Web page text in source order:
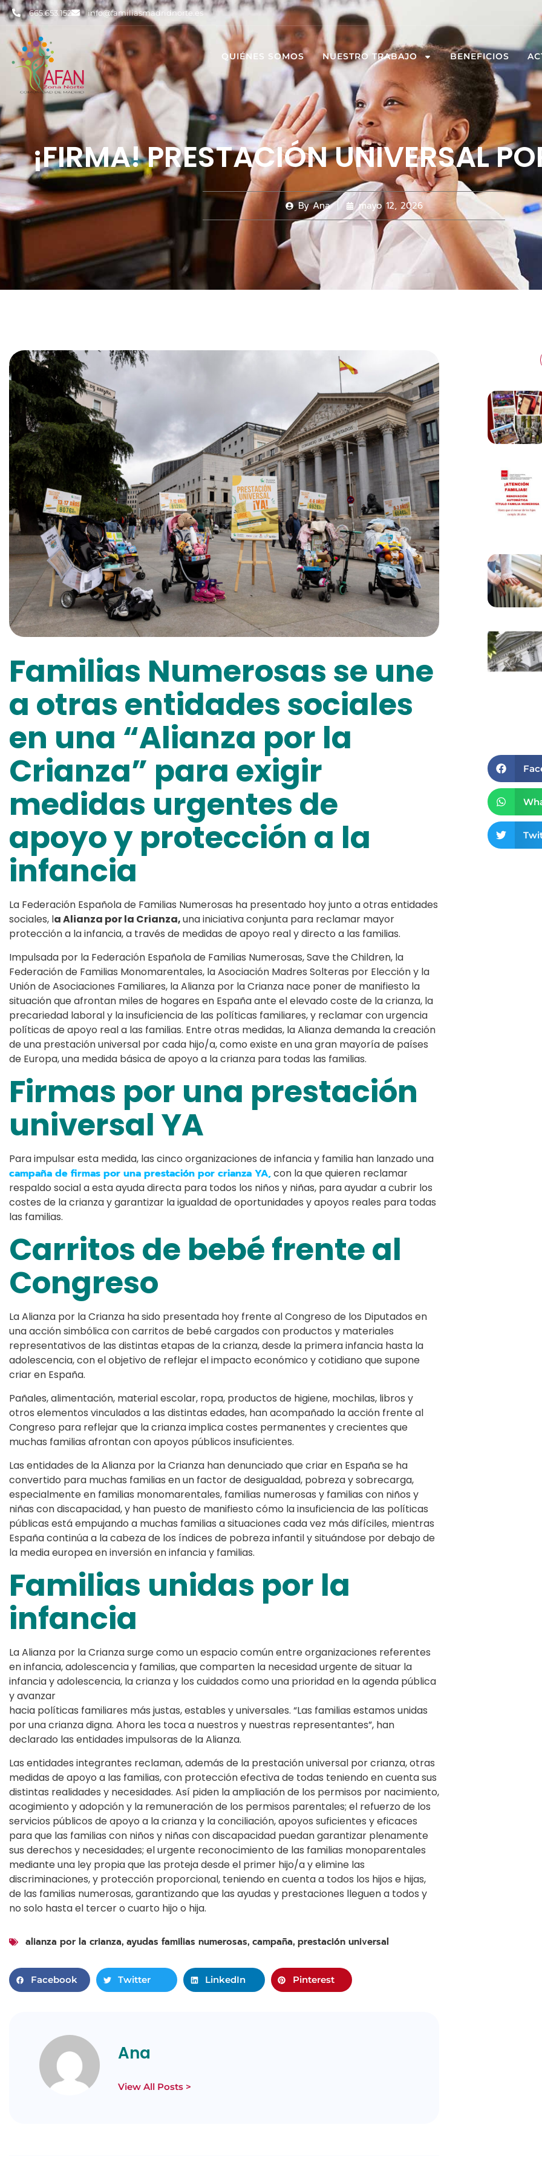
665.653.152 info@familiasmadridnorte.es
QUIÉNES SOMOS NUESTRO TRABAJO BENEFICIOS
¡FIRMA! PRESTACIÓN UNIVERSAL
ByAna mayo 12, 2026
Familias Numerosas se une
a otras entidades sociales
en una “Alianza por la
Crianza” para exigir
medidas urgentes de
apoyo y protección a la
infancia
La Federación Española de Familias Numerosas ha presentado hoy junto a otras entidades
sociales, la Alianza por la Crianza,una iniciativa conjunta para reclamar mayor
protección a la infancia, a través de medidas de apoyo real y directo a las familias.
Impulsada por la Federación Española de Familias Numerosas, Save the Children, la
Federación de Familias Monomarentales, la Asociación Madres Solteras por Elección y la
Unión de Asociaciones Familiares, la Alianza por la Crianza nace poner de manifiesto la
situación que afrontan miles de hogares en España ante el elevado coste de la crianza, la
precariedad laboral y la insuficiencia de las políticas familiares, y reclamar con urgencia
políticas de apoyo real a las familias. Entre otras medidas, la Alianza demanda la creación
de una prestación universal por cada hijo/a, como existe en una gran mayoría de países
de Europa, una medida básica de apoyo a la crianza para todas las familias.
Firmas por una prestación
universal YA
Para impulsar esta medida, las cinco organizaciones de infancia y familia han lanzado una
campaña de firmas por una prestación por crianza YA,con la que quieren reclamar
respaldo social a esta ayuda directa para todos los niños y niñas, para ayudar a cubrir los
costes de la crianza y garantizar la igualdad de oportunidades y apoyos reales para todas
las familias.
Carritos de bebé frente al
Congreso
La Alianza por la Crianza ha sido presentada hoy frente al Congreso de los Diputados en
una acción simbólica con carritos de bebé cargados con productos y materiales
representativos de las distintas etapas de la crianza, desde la primera infancia hasta la
adolescencia, con el objetivo de reflejar el impacto económico y cotidiano que supone
criar en España.
Pañales, alimentación, material escolar, ropa, productos de higiene, mochilas, libros y
otros elementos vinculados a las distintas edades, han acompañado la acción frente al
Congreso para reflejar que la crianza implica costes permanentes y crecientes que
muchas familias afrontan con apoyos públicos insuficientes.
Las entidades de la Alianza por la Crianza han denunciado que criar en España se ha
convertido para muchas familias en un factor de desigualdad, pobreza y sobrecarga,
especialmente en familias monomarentales, familias numerosas y familias con niños y
niñas con discapacidad, y han puesto de manifiesto cómo la insuficiencia de las políticas
públicas está empujando a muchas familias a situaciones cada vez más difíciles, mientras
España continúa a la cabeza de los índices de pobreza infantil y situándose por debajo de
la media europea en inversión en infancia y familias.
Familias unidas por la
infancia
La Alianza por la Crianza surge como un espacio común entre organizaciones referentes
en infancia, adolescencia y familias, que comparten la necesidad urgente de situar la
infancia y adolescencia, la crianza y los cuidados como una prioridad en la agenda pública
y avanzar
hacia políticas familiares más justas, estables y universales. “Las familias estamos unidas
por una crianza digna. Ahora les toca a nuestros y nuestras representantes”, han
declarado las entidades impulsoras de la Alianza.
Las entidades integrantes reclaman, además de la prestación universal por crianza, otras
medidas de apoyo a las familias, con protección efectiva de todas teniendo en cuenta sus
distintas realidades y necesidades. Así piden la ampliación de los permisos por nacimiento,
acogimiento y adopción y la remuneración de los permisos parentales; el refuerzo de los
servicios públicos de apoyo a la crianza y la conciliación, apoyos suficientes y eficaces
para que las familias con niños y niñas con discapacidad puedan garantizar plenamente
sus derechos y necesidades; el urgente reconocimiento de las familias monoparentales
mediante una ley propia que las proteja desde el primer hijo/a y elimine las
discriminaciones, y protección proporcional, teniendo en cuenta a todos los hijos e hijas,
de las familias numerosas, garantizando que las ayudas y prestaciones lleguen a todos y
no solo hasta el tercer o cuarto hijo o hija.
alianza por la crianza, ayudas familias numerosas, campaña, prestación universal
Facebook Twitter LinkedIn Pinterest
Ana
View All Posts >